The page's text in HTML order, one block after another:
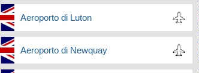
Aeroporto di Luton
Aeroporto di Newquay